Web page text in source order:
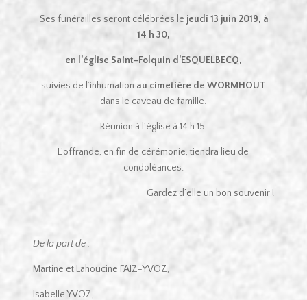
Ses funérailles seront célébrées le jeudi 13 juin 2019, à
14 h 30,
en l’église Saint-Folquin d’ESQUELBECQ,
suivies de l’inhumation au cimetière de WORMHOUT
dans le caveau de famille.
Réunion à l’église à 14 h 15.
L’offrande, en fin de cérémonie, tiendra lieu de
condoléances.
Gardez d’elle un bon souvenir !
De la part de :
Martine et Lahoucine FAIZ-YVOZ,
Isabelle YVOZ,